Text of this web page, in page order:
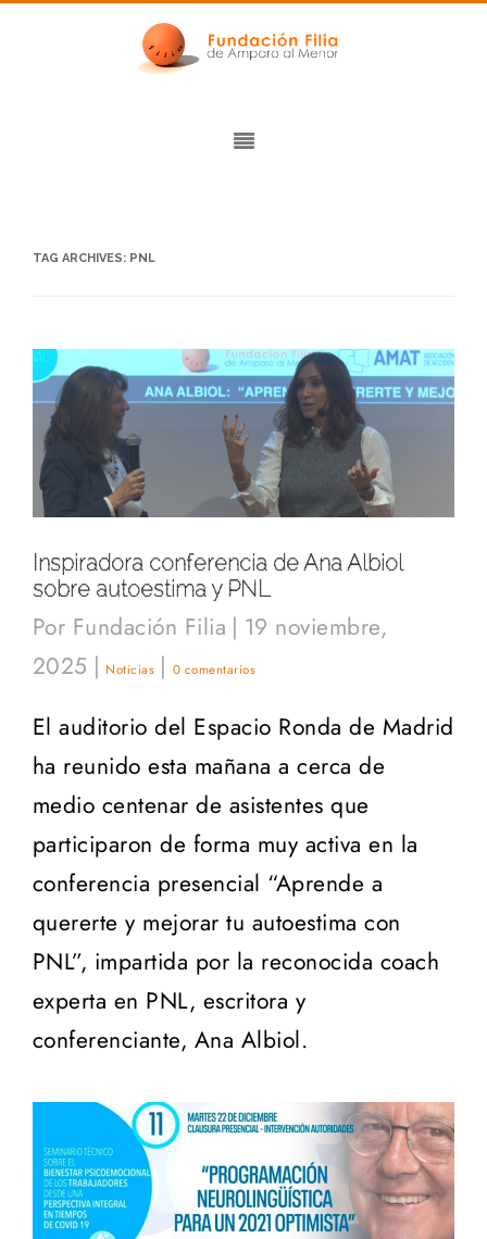
TAG ARCHIVES: PNL
Inspiradora conferencia de Ana Albiol
sobre autoestima y PNL
Por Fundación Filia | 19 noviembre,
2025 | Noticias | 0 comentarios
El auditorio del Espacio Ronda de Madrid
ha reunido esta mañana a cerca de
medio centenar de asistentes que
participaron de forma muy activa en la
conferencia presencial “Aprende a
quererte y mejorar tu autoestima con
PNL”, impartida por la reconocida coach
experta en PNL, escritora y
conferenciante, Ana Albiol.